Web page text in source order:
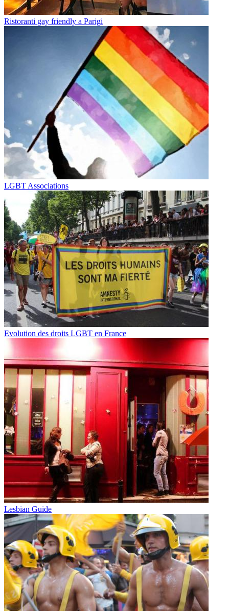
Ristoranti gay friendly a Parigi
LGBT Associations
Evolution des droits LGBT en France
Lesbian Guide